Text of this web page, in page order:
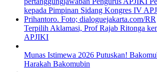
Terpilih Aklamasi, Prof Rajab Ritonga
APJIKI
Munas Istimewa 2026 Putuskan!
Harakah Bakomubin